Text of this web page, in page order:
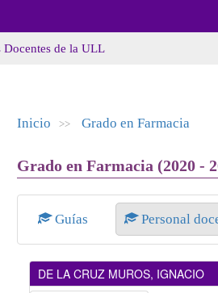
Docentes de la ULL
Inicio >> Grado en Farmacia
Grado en Farmacia (2020 -
Guías Personal
DE LA CRUZ MUROS, IGNACIO